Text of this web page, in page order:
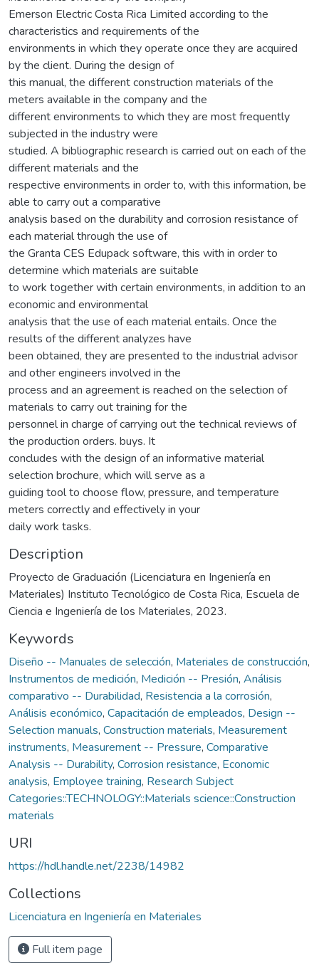
Emerson Electric Costa Rica Limited according to the
characteristics and requirements of the
environments in which they operate once they are acquired
by the client. During the design of
this manual, the different construction materials of the
meters available in the company and the
different environments to which they are most frequently
subjected in the industry were
studied. A bibliographic research is carried out on each of the
different materials and the
respective environments in order to, with this information, be
able to carry out a comparative
analysis based on the durability and corrosion resistance of
each material through the use of
the Granta CES Edupack software, this with in order to
determine which materials are suitable
to work together with certain environments, in addition to an
economic and environmental
analysis that the use of each material entails. Once the
results of the different analyzes have
been obtained, they are presented to the industrial advisor
and other engineers involved in the
process and an agreement is reached on the selection of
materials to carry out training for the
personnel in charge of carrying out the technical reviews of
the production orders. buys. It
concludes with the design of an informative material
selection brochure, which will serve as a
guiding tool to choose flow, pressure, and temperature
meters correctly and effectively in your
daily work tasks.
Description
Proyecto de Graduación (Licenciatura en Ingeniería en
Materiales) Instituto Tecnológico de Costa Rica, Escuela de
Ciencia e Ingeniería de los Materiales, 2023.
Keywords
Diseño -- Manuales de selección, Materiales de construcción,
Instrumentos de medición, Medición -- Presión, Análisis
comparativo -- Durabilidad, Resistencia a la corrosión,
Análisis económico, Capacitación de empleados, Design --
Selection manuals, Construction materials, Measurement
instruments, Measurement -- Pressure, Comparative
Analysis -- Durability, Corrosion resistance, Economic
analysis, Employee training, Research Subject
Categories::TECHNOLOGY::Materials science::Construction
materials
URI
https://hdl.handle.net/2238/14982
Collections
Licenciatura en Ingeniería en Materiales
Full item page